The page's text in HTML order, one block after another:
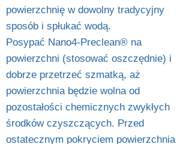
powierzchnię w dowolny tradycyjny
sposób i spłukać wodą.
Posypać Nano4-Preclean® na
powierzchni (stosować oszczędnie) i
dobrze przetrzeć szmatką, aż
powierzchnia będzie wolna od
pozostałości chemicznych zwykłych
środków czyszczących. Przed
ostatecznym pokryciem powierzchnia